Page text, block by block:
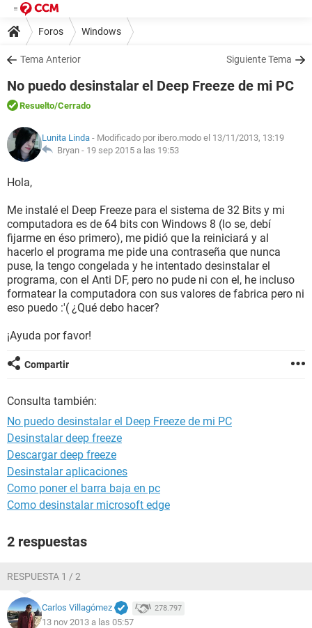
Foros Windows
Tema Anterior Siguiente Tema
No puedo desinstalar el Deep Freeze de mi PC
Resuelto/Cerrado
Lunita Linda - Modificado por ibero.modo el 13/11/2013, 13:19
Bryan - 19 sep 2015 a las 19:53
Hola,
Me instalé el Deep Freeze para el sistema de 32 Bits y mi
computadora es de 64 bits con Windows 8 (lo se, debí
fijarme en éso primero), me pidió que la reiniciará y al
hacerlo el programa me pide una contraseña que nunca
puse, la tengo congelada y he intentado desinstalar el
programa, con el Anti DF, pero no pude ni con el, he incluso
formatear la computadora con sus valores de fabrica pero ni
eso puedo :'( ¿Qué debo hacer?
¡Ayuda por favor!
Compartir
Consulta también:
No puedo desinstalar el Deep Freeze de mi PC
Desinstalar deep freeze
Descargar deep freeze
Desinstalar aplicaciones
Como poner el barra baja en pc
Como desinstalar microsoft edge
2 respuestas
RESPUESTA 1 / 2
Carlos Villagómez 278.797
13 nov 2013 a las 05:57